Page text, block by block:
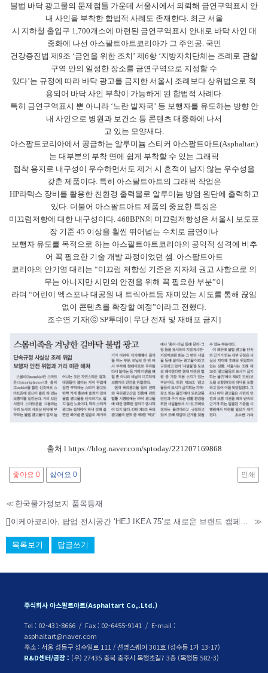
불법 바닥 광고물의 문제점들 가운데 서울시에서 의뢰해 금연구역표시 안
내 사인을 부착한 합법적 사례도 존재한다. 최근 서울
시 지하철 출입구 1,700개소에 마련된 금연구역표시 안내로 바닥 사인 대
중화에 나선 아스팔트아트코리아가 그 주인공. 국민
건강증진법 제9조 ‘금연을 위한 조치’ 제6항 ‘지방자치단체는 조례로 관할
구역 안의 일정한 장소를 금연구역으로 지정할 수
있다’는 규정에 따라 바닥 광고를 금지한 서울시 조례보다 상위법으로 적
용되어 바닥 사인 부착이 가능하게 된 합법적 사례다.
특히 금연구역표시 뿐 아니라 ‘노란 발자국’ 등 보행자를 유도하는 방향 안
내 사인으로 병원과 보건소 등 콘텐츠 대중화에 나서
고 있는 모양새다.
아스팔트코리아에서 공급하는 알루미늄 스티커 아스팔트아트(Asphaltart)
는 대부분의 부착 면에 쉽게 부착할 수 있는 그래픽
접착 용지로 내구성이 우수하면서도 제거 시 흔적이 남지 않는 우수성을
갖춘 제품이다. 특히 아스팔트아트의 그래픽 작업은
HP라텍스 장비를 활용한 친환경 출력물로 알루미늄 방염 원단에 출력하고
있다. 더불어 아스팔트아트 제품의 중요한 특징은
미끄럼저항에 대한 내구성이다. 468BPN의 미끄럼저항성은 서울시 보도포
장 기준 45 이상을 훨씬 뛰어넘는 수치로 금연이나
보행자 유도를 목적으로 하는 아스팔트아트코리아의 공익적 성격에 비추
어 꼭 필요한 기술 개발 과정이었던 셈. 아스팔트아트
코리아의 안기영 대리는 “미끄럼 저항성 기준은 지자체 권고 사항으로 의
무는 아니지만 시민의 안전을 위해 꼭 필요한 부분”이
라며 “어린이 엑스포나 대공원 내 트릭아트등 재미있는 시도를 통해 끊임
없이 콘텐츠를 확장할 예정”이라고 전했다.
조수연 기자[ⓒ SP투데이 무단 전재 및 재배포 금지]
출처 l https://blog.naver.com/sptoday/221207169868
좋아요 0 싫어요 0 인쇄
≪ 한국물가정보지 품목등재
≫
목록보기 답글쓰기
주식회사 아스팔트아트(Asphaltart Co,.Ltd.)
Tel : 02-431-8666 / Fax : 02-6455-9141 / E-mail :
asphaltart@naver.com
주소 : 서울 성동구 성수일로 111 / 선명스퀘어 301호 (성수동 1가 13-17)
R&D센터/공장 : (우) 27435 충북 충주시 목행초길7 3층 (목행동 582-3)